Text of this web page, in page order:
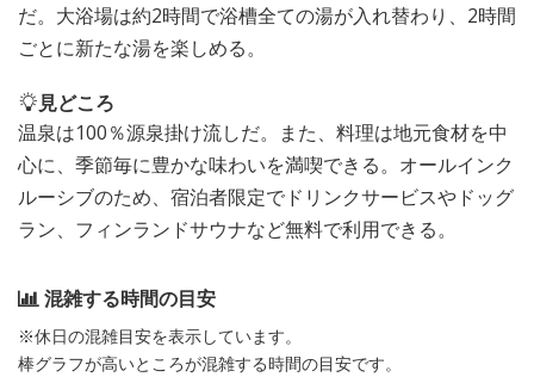
だ。大浴場は約2時間で浴槽全ての湯が入れ替わり、2時間
ごとに新たな湯を楽しめる。
見どころ
温泉は100％源泉掛け流しだ。また、料理は地元食材を中
心に、季節毎に豊かな味わいを満喫できる。オールインク
ルーシブのため、宿泊者限定でドリンクサービスやドッグ
ラン、フィンランドサウナなど無料で利用できる。
混雑する時間の目安
※休日の混雑目安を表示しています。
棒グラフが高いところが混雑する時間の目安です。